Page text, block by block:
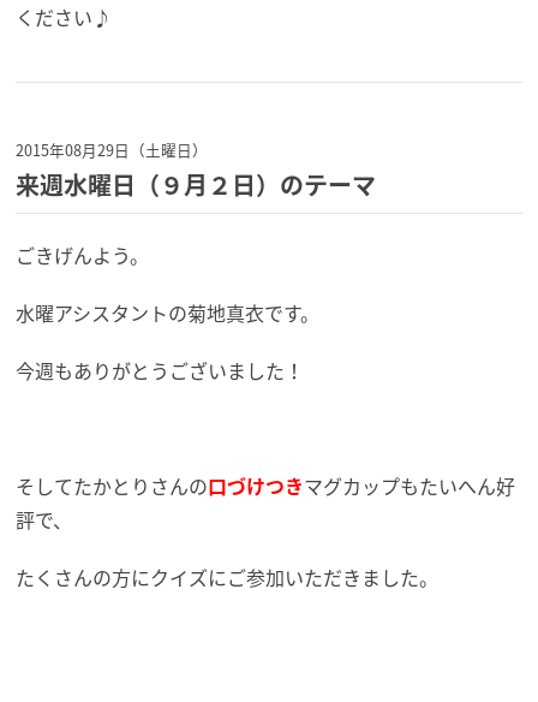
ください♪
2015年08月29日（土曜日）
来週水曜日（９月２日）のテーマ
ごきげんよう。
水曜アシスタントの菊地真衣です。
今週もありがとうございました！
そしてたかとりさんの口づけつきマグカップもたいへん好
評で、
たくさんの方にクイズにご参加いただきました。